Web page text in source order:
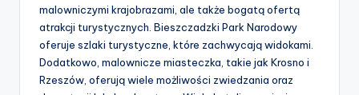
malowniczymi krajobrazami, ale także bogatą ofertą
atrakcji turystycznych. Bieszczadzki Park Narodowy
oferuje szlaki turystyczne, które zachwycają widokami.
Dodatkowo, malownicze miasteczka, takie jak Krosno i
Rzeszów, oferują wiele możliwości zwiedzania oraz